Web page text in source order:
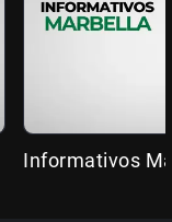
Informativos